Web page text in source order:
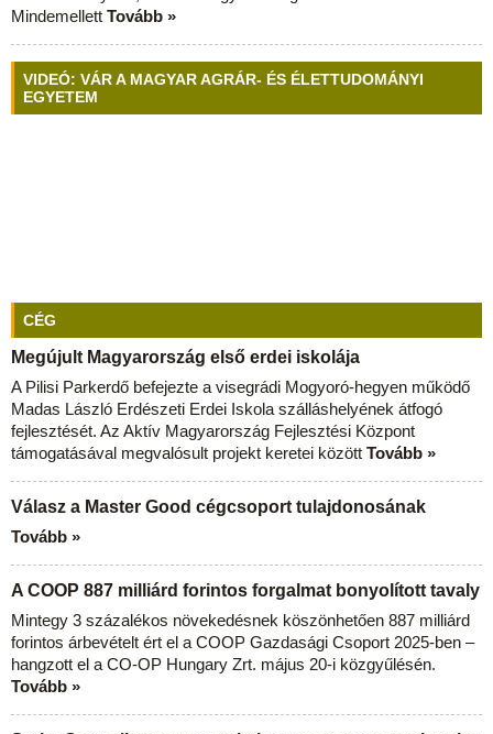
Mindemellett Tovább »
VIDEÓ: VÁR A MAGYAR AGRÁR- ÉS ÉLETTUDOMÁNYI
EGYETEM
CÉG
Megújult Magyarország első erdei iskolája
A Pilisi Parkerdő befejezte a visegrádi Mogyoró-hegyen működő
Madas László Erdészeti Erdei Iskola szálláshelyének átfogó
fejlesztését. Az Aktív Magyarország Fejlesztési Központ
támogatásával megvalósult projekt keretei között Tovább »
Válasz a Master Good cégcsoport tulajdonosának
Tovább »
A COOP 887 milliárd forintos forgalmat bonyolított tavaly
Mintegy 3 százalékos növekedésnek köszönhetően 887 milliárd
forintos árbevételt ért el a COOP Gazdasági Csoport 2025-ben –
hangzott el a CO-OP Hungary Zrt. május 20-i közgyűlésén.
Tovább »